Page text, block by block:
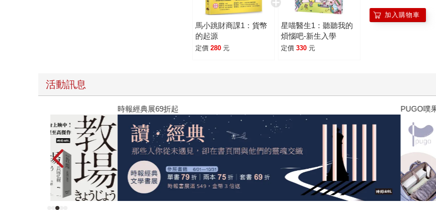
馬小跳財商課1：貨幣
的起源
定價 280 元
星喵醫生1：聽聽我的
煩惱吧-新生入學
定價 330 元
加入購物車
活動訊息
PUGO噗果聰明書包開學季